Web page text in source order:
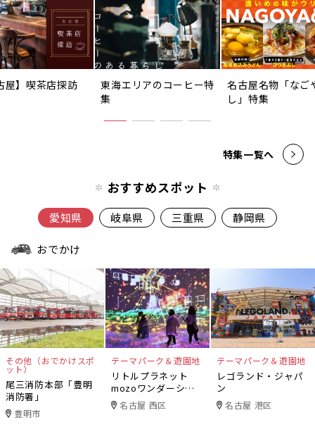
屋】喫茶店探訪
東海エリアのコーヒー特
集
名古屋名物「なご
し」特集
特集一覧へ
おすすめスポット
愛知県 岐阜県 三重県 静岡県
おでかけ
その他（おでかけスポ
ット）
尾三消防本部「豊明
消防署」
豊明市
テーマパーク＆遊園地
リトルプラネット
mozoワンダーシテ
ィ 名古屋 西区
テーマパーク＆遊園地
レゴランド・ジャパ
ン
名古屋 港区